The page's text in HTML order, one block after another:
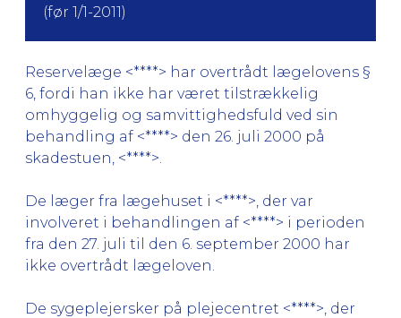
(før 1/1-2011)
Reservelæge <****> har overtrådt lægelovens §
6, fordi han ikke har været tilstrækkelig
omhyggelig og samvittighedsfuld ved sin
behandling af <****> den 26. juli 2000 på
skadestuen, <****>.
De læger fra lægehuset i <****>, der var
involveret i behandlingen af <****> i perioden
fra den 27. juli til den 6. september 2000 har
ikke overtrådt lægeloven.
De sygeplejersker på plejecentret <****>, der